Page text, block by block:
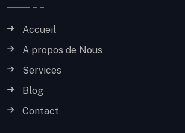
Accueil
A propos de Nous
Services
Blog
Contact